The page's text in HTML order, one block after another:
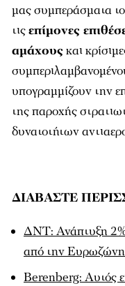
μας συμπεράσματα
τιςεπίμονες
αμάχουςκαι
υπογραμμίζουν την
της παροχής
δυνατοτήτων
ΔΙΑΒΑΣΤΕ
ΔΝΤ: Ανάπτυξη
από την
Berenberg: Αυτός